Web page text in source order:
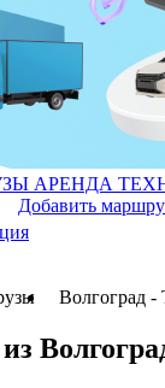
АРЕНДА
Добавить
Волгоград -